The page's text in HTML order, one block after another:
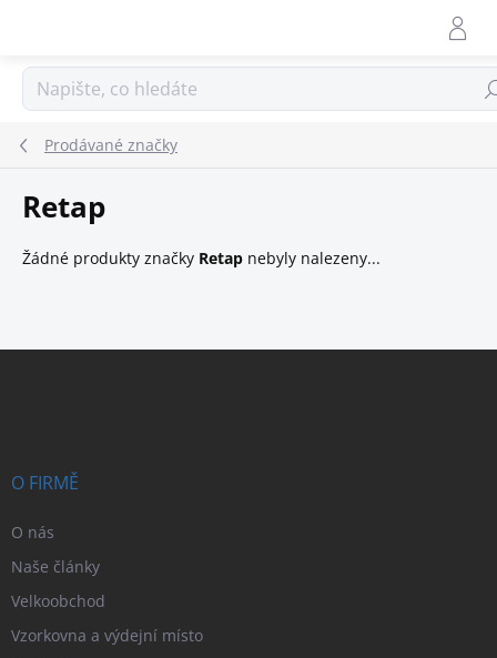
Prodávané značky
Retap
Žádné produkty značky Retap nebyly nalezeny...
O FIRMĚ
O nás
Naše články
Velkoobchod
Vzorkovna a výdejní místo